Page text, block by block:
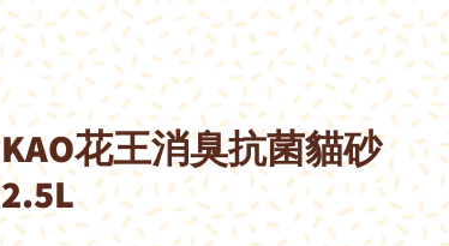
KAO花王消臭抗菌貓砂
2.5L